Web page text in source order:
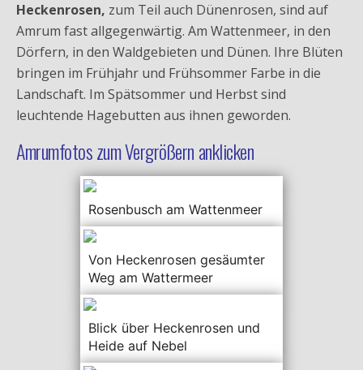
Heckenrosen, zum Teil auch Dünenrosen, sind auf
Amrum fast allgegenwärtig. Am Wattenmeer, in den
Dörfern, in den Waldgebieten und Dünen. Ihre Blüten
bringen im Frühjahr und Frühsommer Farbe in die
Landschaft. Im Spätsommer und Herbst sind
leuchtende Hagebutten aus ihnen geworden.
Amrumfotos zum Vergrößern anklicken
Rosenbusch am Wattenmeer
Von Heckenrosen gesäumter
Weg am Wattermeer
Blick über Heckenrosen und
Heide auf Nebel